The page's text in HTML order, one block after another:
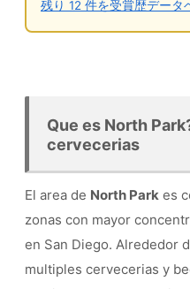
残り 12 件を受賞歴デー
Que es North
cervecerias
El area de North Park es
zonas con mayor
en San Diego. Alrededor
multiples cervecerias y